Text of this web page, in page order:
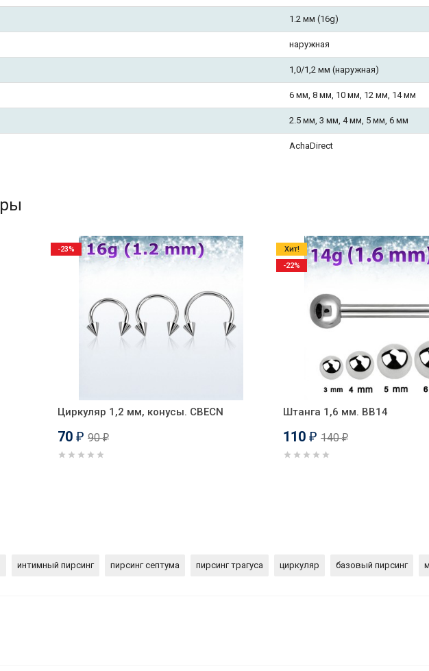
1.2 мм (16g)
наружная
1,0/1,2 мм (наружная)
6 мм, 8 мм, 10 мм, 12 мм, 14 мм
2.5 мм, 3 мм, 4 мм, 5 мм, 6 мм
AchaDirect
Циркуляр 1,2 мм, конусы. CBECN
70 ₽ 90₽
-23%
Штанга 1,6 мм. BB14
110 ₽ 140₽
Хит!
-22%
интимный пирсинг пирсинг септума пирсинг трагуса циркуляр базовый пирсинг
CBB16